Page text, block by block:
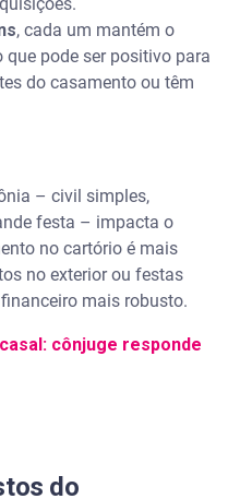
, cada um mantém o
pode ser positivo para
do casamento ou têm
– civil simples,
festa – impacta o
no cartório é mais
no exterior ou festas
mais robusto.
cônjuge responde
do